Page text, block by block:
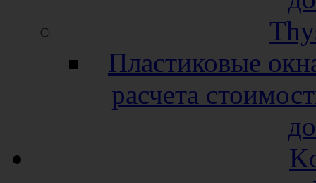
Пластиковые
расчета